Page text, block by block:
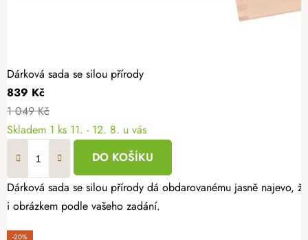
Dárková sada se silou přírody
839 Kč
1 049 Kč
Skladem 1 ks 11. - 12. 8. u vás
DO KOŠÍKU
Dárková sada se silou přírody dá obdarovanému jasně najevo,
i obrázkem podle vašeho zadání.
-20%